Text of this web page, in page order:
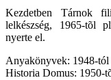
Kezdetben Tárnok
lelkészség, 1965-tõl
nyerte el.
Anyakönyvek: 1948-tól
Historia Domus: 1950-